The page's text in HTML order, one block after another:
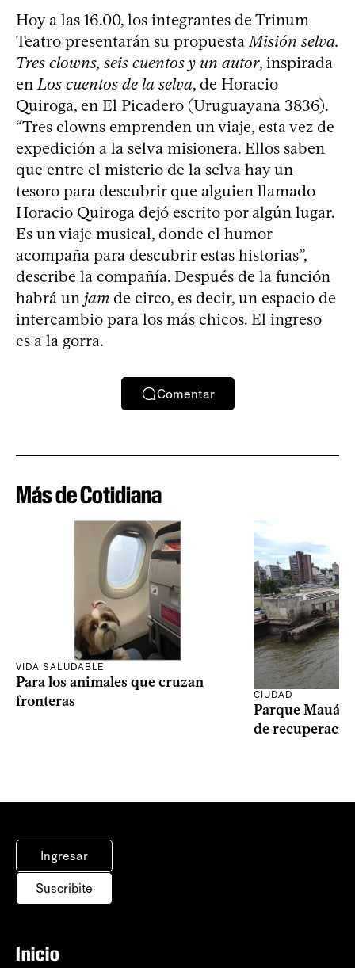
Hoy a las 16.00, los integrantes de Trinum
Teatro presentarán su propuestaMisión selva.
Tres clowns, seis cuentos y un autor, inspirada
enLos cuentos de la selva, de Horacio
Quiroga, en El Picadero (Uruguayana 3836).
“Tres clowns emprenden un viaje, esta vez de
expedición a la selva misionera. Ellos saben
que entre el misterio de la selva hay un
tesoro para descubrir que alguien llamado
Horacio Quiroga dejó escrito por algún lugar.
Es un viaje musical, donde el humor
acompaña para descubrir estas historias”,
describe la compañía. Después de la función
habrá un jam de circo, es decir, un espacio de
intercambio para los más chicos. El ingreso
es a la gorra.
Comentar
Más de Cotidiana
VIDA SALUDABLE
Para los animales que cruzan
fronteras
CIUDAD
Parque Mauá
de
Ingresar
Suscribite
Inicio